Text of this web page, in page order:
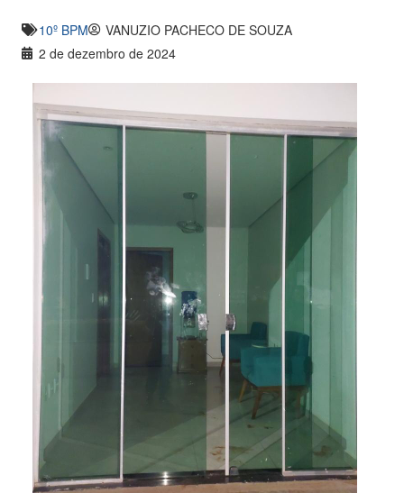
10º BPM
VANUZIO PACHECO DE SOUZA
2 de dezembro de 2024